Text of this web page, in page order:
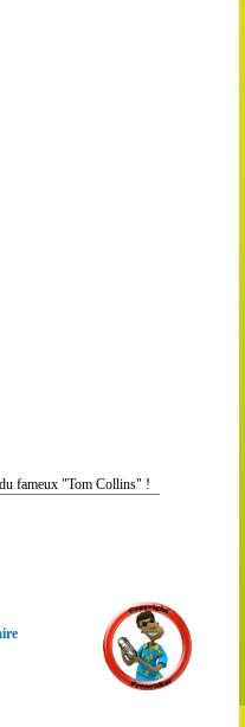
fameux "Tom Collins" !